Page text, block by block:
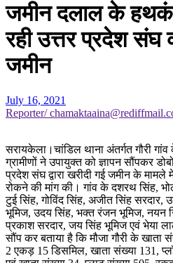
जमीन दलाल के
रही उत्तर प्रदेश संघ
जमीन
July 16, 2021
Reporter/
सरायकेला।चांडिल थाना अंतर्गत गौरी
ग्रामीणों ने उपायुक्त को ज्ञापन सौंपकर
प्रदेश संघ द्वारा खरीदी गई जमीन के मामले
रोकने की मांग की। गांव के दशरथ सिंह,
टुई सिंह, गोविंद सिंह, अजीत सिंह सरदार,
भूमिज, उदय सिंह, भक्त रंजन भूमिज, नयन
प्रकाश सरदार, जय सिंह भूमिज एवं भेया
सौंप कर बताया है कि मौजा गौरी के खाता
2 एकड़ 15 डिसमिल, खाता संख्या 131,